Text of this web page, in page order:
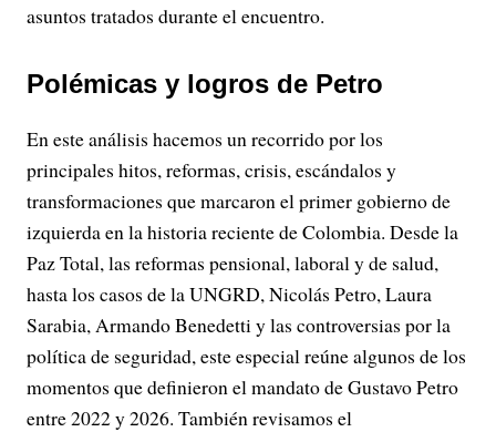
asuntos tratados durante el encuentro.
Polémicas y logros de Petro
En este análisis hacemos un recorrido por los
principales hitos, reformas, crisis, escándalos y
transformaciones que marcaron el primer gobierno de
izquierda en la historia reciente de Colombia. Desde la
Paz Total, las reformas pensional, laboral y de salud,
hasta los casos de la UNGRD, Nicolás Petro, Laura
Sarabia, Armando Benedetti y las controversias por la
política de seguridad, este especial reúne algunos de los
momentos que definieron el mandato de Gustavo Petro
entre 2022 y 2026. También revisamos el